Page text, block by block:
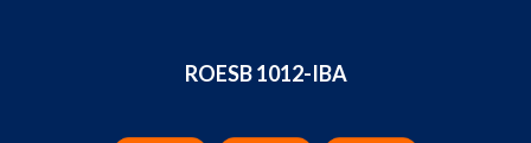
ROESB 1012-IBA